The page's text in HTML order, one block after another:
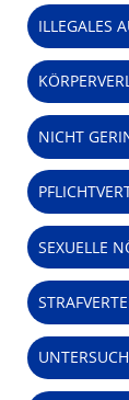
ILLEGALES
NICHT
SEXUELLE